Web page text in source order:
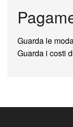
Guarda le
Guarda i costi